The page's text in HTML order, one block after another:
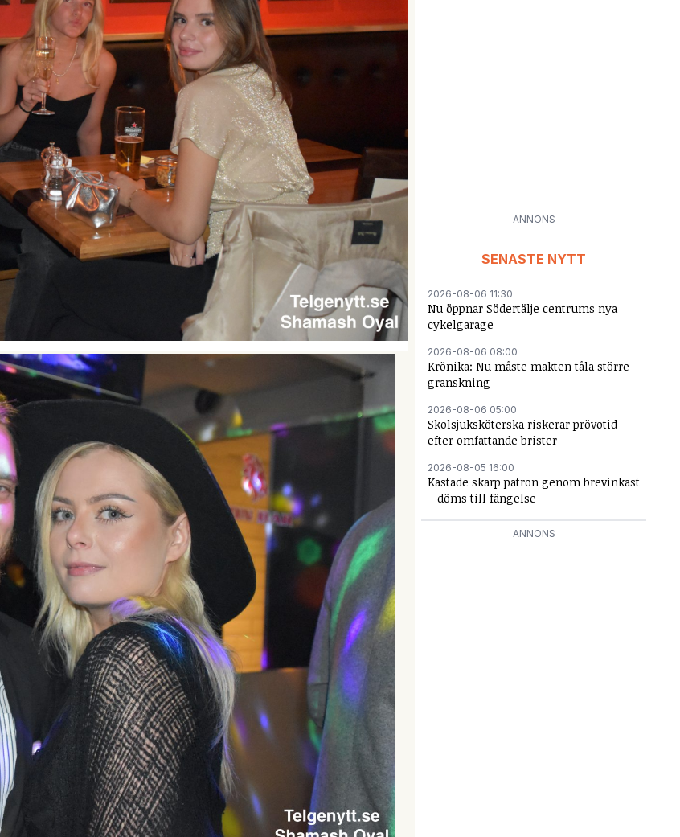
ANNONS
SENASTE NYTT
2026-08-06 11:30
Nu öppnar Södertälje centrums nya
cykelgarage
2026-08-06 08:00
Krönika: Nu måste makten tåla större
granskning
2026-08-06 05:00
Skolsjuksköterska riskerar prövotid
efter omfattande brister
2026-08-05 16:00
Kastade skarp patron genom brevinkast
– döms till fängelse
ANNONS